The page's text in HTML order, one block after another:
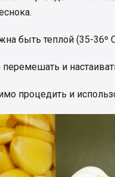
быть теплой (35-36º
и
процедить и